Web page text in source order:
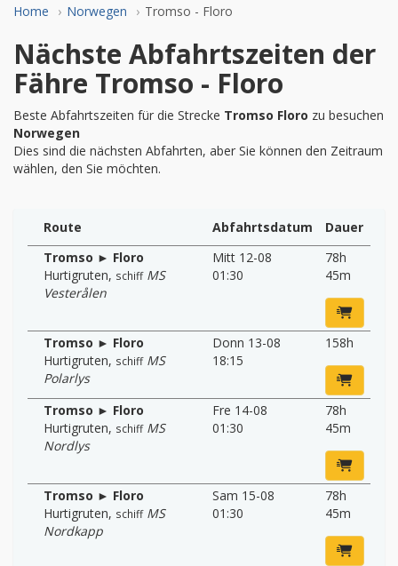
Home Norwegen Tromso - Floro
Nächste Abfahrtszeiten der
Fähre Tromso - Floro
Beste Abfahrtszeiten für die Strecke Tromso Floro zu besuchen
Norwegen
Dies sind die nächsten Abfahrten, aber Sie können den Zeitraum
wählen, den Sie möchten.
Route Abfahrtsdatum
Dauer
Tromso ► Floro
Hurtigruten, schiff MS
Vesterålen
Mitt 12-08
01:30
78h
45m
Tromso ► Floro
Hurtigruten, schiff MS
Polarlys
Donn 13-08
18:15
158h
Tromso ► Floro
Hurtigruten, schiff MS
Nordlys
Fre 14-08
01:30
78h
45m
Tromso ► Floro
Hurtigruten, schiff MS
Nordkapp
Sam 15-08
01:30
78h
45m